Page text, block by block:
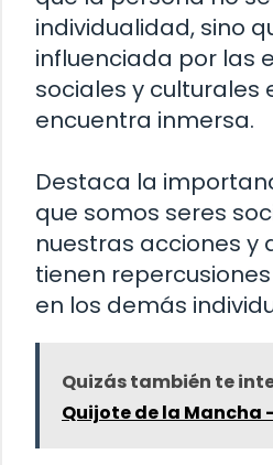
individualidad, sino
influenciada por las
sociales y culturales
encuentra inmersa.
Destaca la
que somos seres
nuestras acciones y
tienen
en los demás
Quizás también te
Quijote de la Mancha